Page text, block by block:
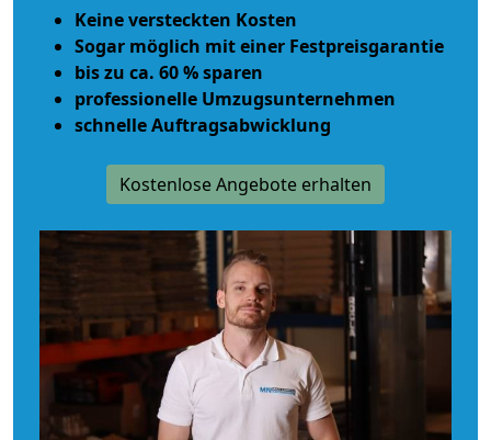
Keine versteckten Kosten
Sogar möglich mit einer Festpreisgarantie
bis zu ca. 60 % sparen
professionelle Umzugsunternehmen
schnelle Auftragsabwicklung
Kostenlose Angebote erhalten